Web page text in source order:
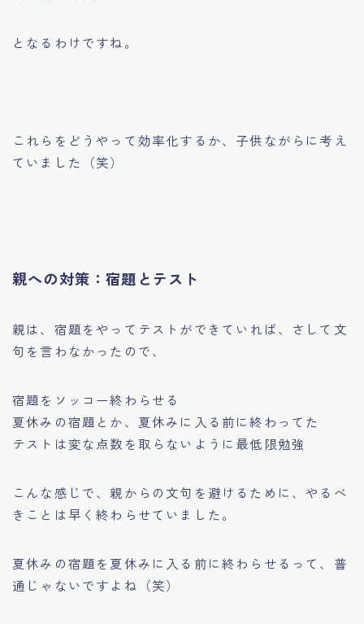
となるわけですね。
これらをどうやって効率化するか、子供ながらに考え
ていました（笑）
親への対策：宿題とテスト
親は、宿題をやってテストができていれば、さして文
句を言わなかったので、
宿題をソッコー終わらせる
夏休みの宿題とか、夏休みに入る前に終わってた
テストは変な点数を取らないように最低限勉強
こんな感じで、親からの文句を避けるために、やるべ
きことは早く終わらせていました。
夏休みの宿題を夏休みに入る前に終わらせるって、普
通じゃないですよね（笑）